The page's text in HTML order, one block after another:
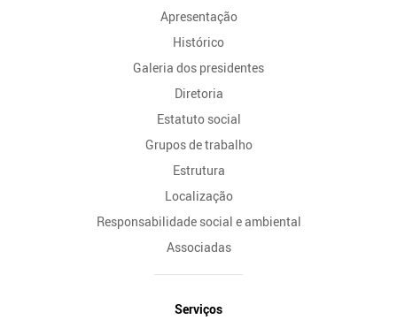
Apresentação
Histórico
Galeria dos presidentes
Diretoria
Estatuto social
Grupos de trabalho
Estrutura
Localização
Responsabilidade social e ambiental
Associadas
Serviços